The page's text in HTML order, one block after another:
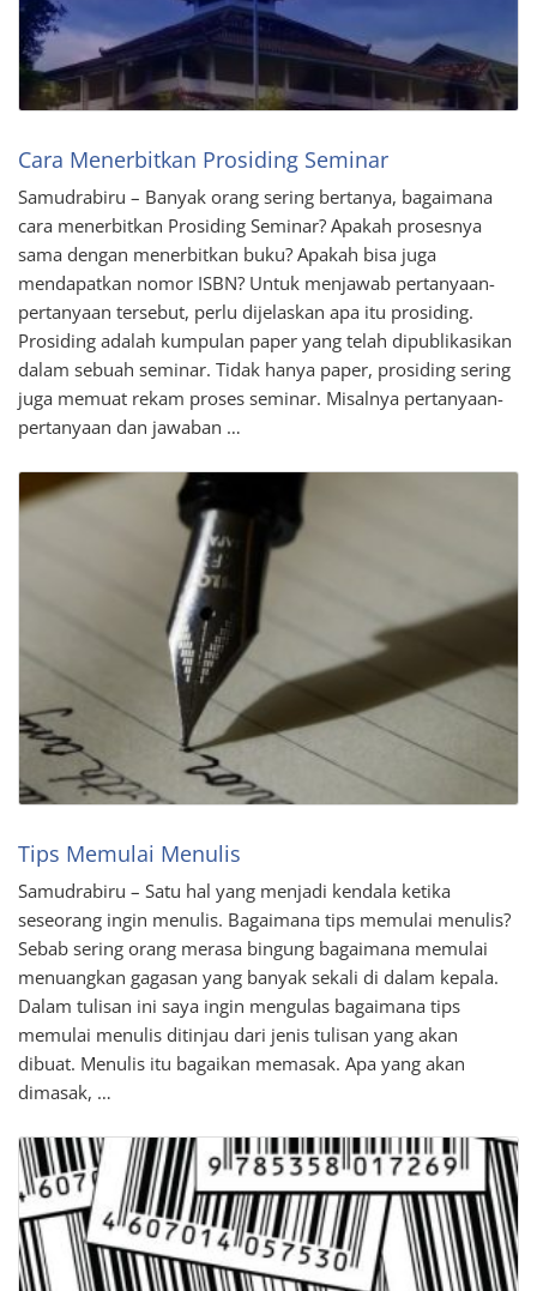
Cara Menerbitkan Prosiding Seminar
Samudrabiru – Banyak orang sering bertanya, bagaimana
cara menerbitkan Prosiding Seminar? Apakah prosesnya
sama dengan menerbitkan buku? Apakah bisa juga
mendapatkan nomor ISBN? Untuk menjawab pertanyaan-
pertanyaan tersebut, perlu dijelaskan apa itu prosiding.
Prosiding adalah kumpulan paper yang telah dipublikasikan
dalam sebuah seminar. Tidak hanya paper, prosiding sering
juga memuat rekam proses seminar. Misalnya pertanyaan-
pertanyaan dan jawaban …
Tips Memulai Menulis
Samudrabiru – Satu hal yang menjadi kendala ketika
seseorang ingin menulis. Bagaimana tips memulai menulis?
Sebab sering orang merasa bingung bagaimana memulai
menuangkan gagasan yang banyak sekali di dalam kepala.
Dalam tulisan ini saya ingin mengulas bagaimana tips
memulai menulis ditinjau dari jenis tulisan yang akan
dibuat. Menulis itu bagaikan memasak. Apa yang akan
dimasak, …